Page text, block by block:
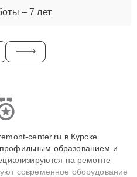
– 7 лет
center.ru в Курске
образованием и
на ремонте
современное оборудование